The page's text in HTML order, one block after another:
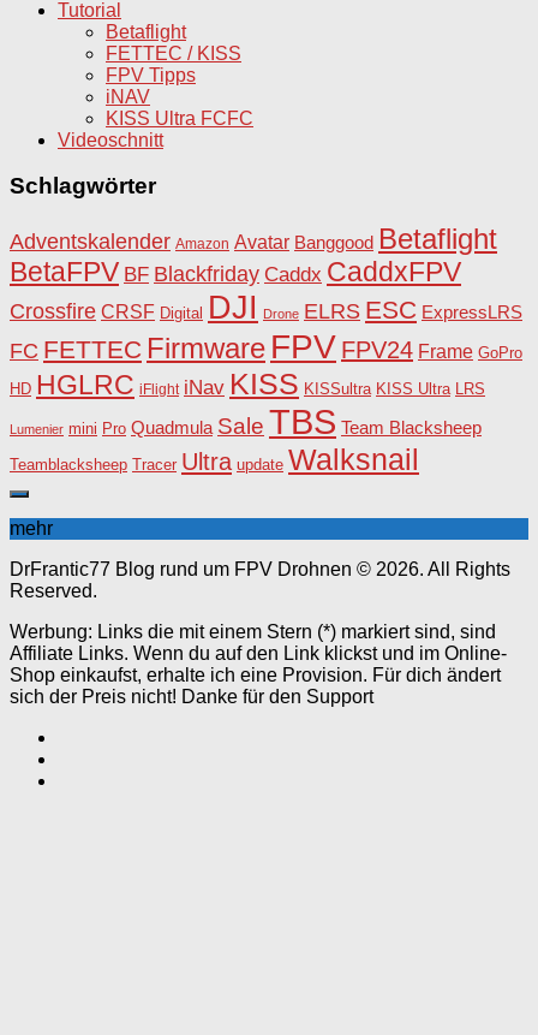
Tutorial
Betaflight
FETTEC / KISS
FPV Tipps
iNAV
KISS Ultra FCFC
Videoschnitt
Schlagwörter
Adventskalender Amazon Avatar Banggood Betaflight
BetaFPV BF Blackfriday Caddx CaddxFPV
Crossfire CRSF Digital DJI Drone ELRS ESC ExpressLRS
FC FETTEC Firmware FPV FPV24 Frame GoPro
HD HGLRC iFlight iNav KISS KISSultra KISS Ultra LRS
Lumenier mini Pro Quadmula Sale TBS Team Blacksheep
Teamblacksheep Tracer Ultra update Walksnail
mehr
DrFrantic77 Blog rund um FPV Drohnen © 2026. All Rights
Reserved.
Werbung: Links die mit einem Stern (*) markiert sind, sind
Affiliate Links. Wenn du auf den Link klickst und im Online-
Shop einkaufst, erhalte ich eine Provision. Für dich ändert
sich der Preis nicht! Danke für den Support